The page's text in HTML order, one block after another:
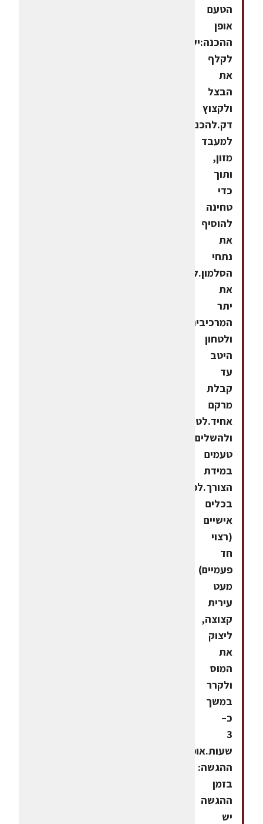
הטעם
אופן
ההכנה:יש
לקלף
את
הבצל
ולקצוץ
דק.להכניס
למעבד
מזון,
ותוך
כדי
טחינה
להוסיף
את
נתחי
הסלמון.להוסיף
את
יתר
המרכיבים
ולטחון
היטב
עד
קבלת
מרקם
אחיד.לטעום
ולהשלים
טעמים
במידת
הצורך.לפזר
בכלים
אישיים
(רצוי
חד
פעמיים)
מעט
עירית
קצוצה,
ליצוק
את
המוס
ולקרר
במשך
כ–
3
שעות.אופן
ההגשה:
בזמן
ההגשה
יש